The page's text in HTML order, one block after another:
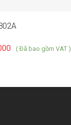
( Đã bao gồm VAT )